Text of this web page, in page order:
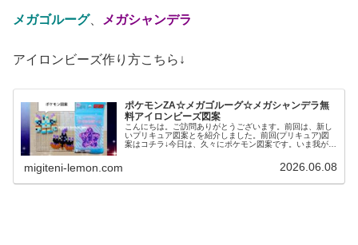
メガゴルーグ、 メガシャンデラ
アイロンビーズ作り方こちら↓
ポケモンZA☆メガゴルーグ☆メガシャンデラ無
料アイロンビーズ図案
こんにちは。ご訪問ありがとうございます。前回は、新し
いプリキュア図案とを紹介しました。前回(プリキュア)図
案はコチラ↓今日は、久々にポケモン図案です。いま我が家
migiteni-lemon.com 2026.06.08